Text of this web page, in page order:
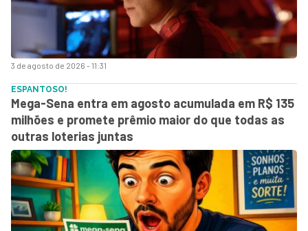
3 de agosto de 2026 - 11:31
ESPANTOSO!
Mega-Sena entra em agosto acumulada em R$ 135
milhões e promete prêmio maior do que todas as
outras loterias juntas